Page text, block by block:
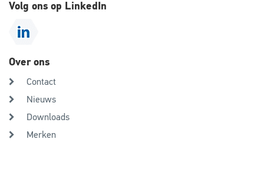
Volg ons op LinkedIn
Over ons
Contact
Nieuws
Downloads
Merken